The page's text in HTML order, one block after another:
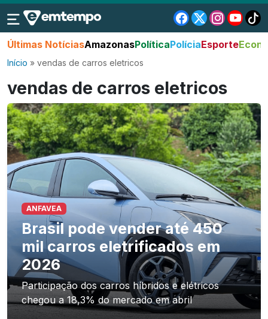
Últimas NotíciasAmazonasPolíticaPolíciaEsporte
Início » vendas de carros eletricos
vendas de carros eletricos
ANFAVEA
Brasil pode vender até 450
mil carros eletrificados em
2026
Participação dos carros híbridos e elétricos
chegou a 18,3% do mercado em abril